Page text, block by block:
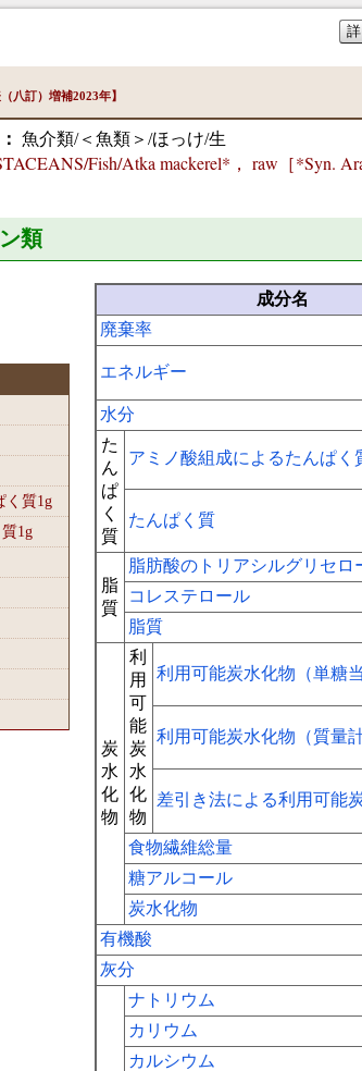
八訂）増補2023年】
魚介類/＜魚類＞/ほっけ/生
Fish/Atka mackerel*， raw［*Syn.
類
く質1g
1g
成分名
廃棄率
エネルギー
水分
た
ん
ぱ
く
質
アミノ酸組成によるたんぱく
たんぱく質
脂
質
脂肪酸のトリアシルグリセロ
コレステロール
脂質
炭
水
化
物
利
用
可
能
炭
水
化
物
利用可能炭水化物（単糖当
利用可能炭水化物（質量計
差引き法による利用可能
食物繊維総量
糖アルコール
炭水化物
有機酸
灰分
ナトリウム
カリウム
カルシウム